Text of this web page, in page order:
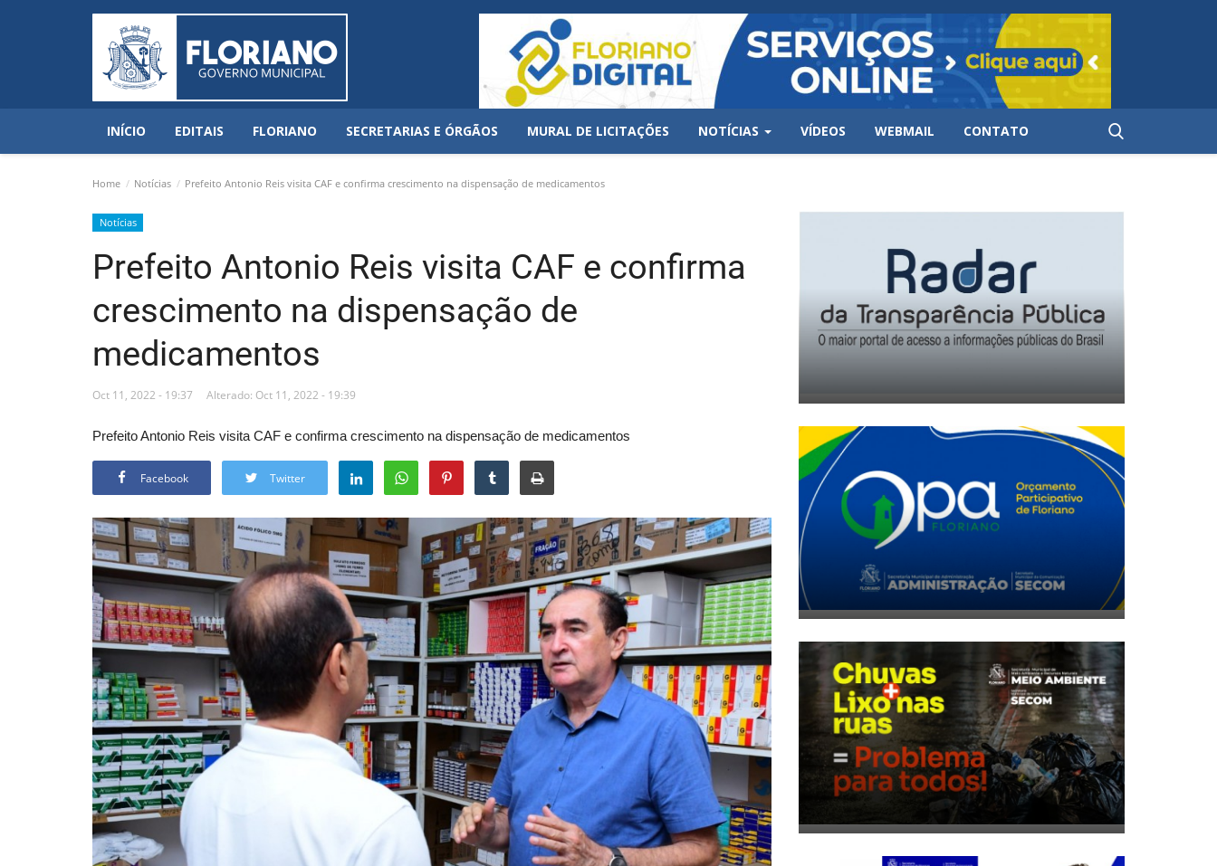
INÍCIO EDITAIS FLORIANO SECRETARIAS E ÓRGÃOS MURAL DE LICITAÇÕES NOTÍCIAS VÍDEOS WEBMAIL CONTATO
Home Notícias Prefeito Antonio Reis visita CAF e confirma crescimento na dispensação de medicamentos
Notícias
Prefeito Antonio Reis visita CAF e confirma
crescimento na dispensação de
medicamentos
Oct 11, 2022 - 19:37 Alterado: Oct 11, 2022 - 19:39
Prefeito Antonio Reis visita CAF e confirma crescimento na dispensação de medicamentos
Facebook Twitter